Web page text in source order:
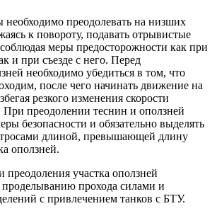
преодолевать на низших
к повороту, подавать отрывистые
меры предосторожности как при
и при съезде с него. Перед
необходимо убедиться в том, что
после чего начинать движение на
резкого изменения скорости
преодолении теснин и оползней
безопасности и обязательно выделять
тросами длиной, превышающей длину
оползней.
участка оползней
прохода силами и
с привлечением танков с БТУ.